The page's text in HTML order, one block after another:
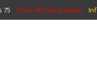
75 Infos 64 Pays basque